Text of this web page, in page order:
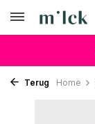
Terug Home